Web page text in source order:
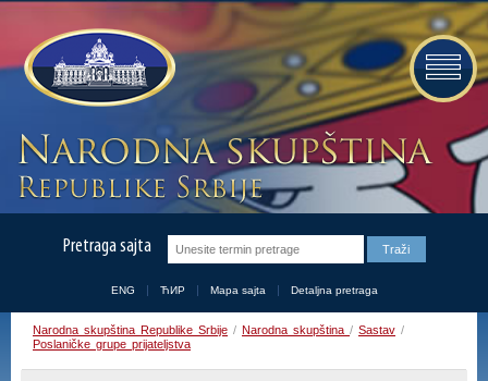
Pretraga sajta
ENG ЋИР Mapa sajta Detaljna pretraga
Narodna skupština Republike Srbije / Narodna skupština / Sastav /
Poslaničke grupe prijateljstva